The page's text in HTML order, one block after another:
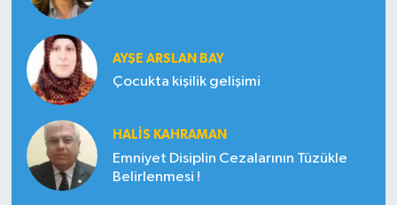
AYŞE ARSLAN BAY
Çocukta kişilik gelişimi
HALIS KAHRAMAN
Emniyet Disiplin Cezalarının Tüzükle
Belirlenmesi !